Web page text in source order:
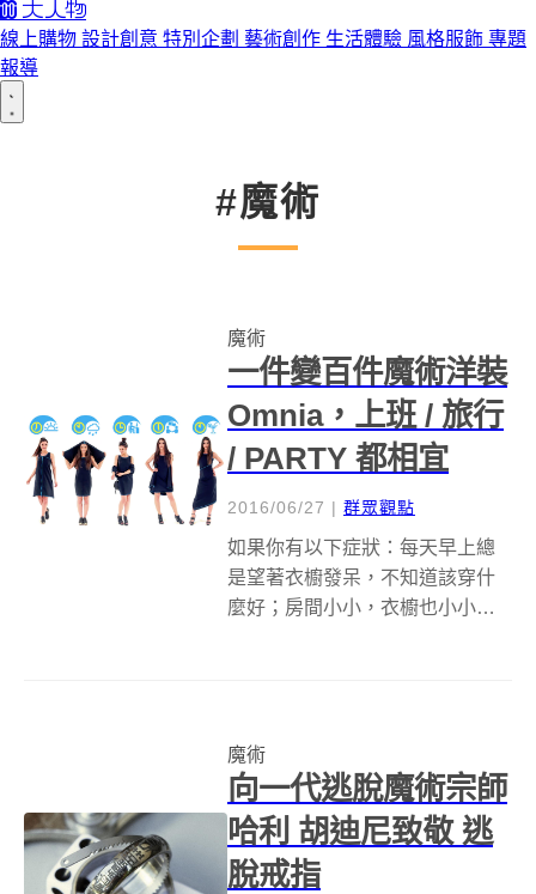
線上購物 設計創意 特別企劃 藝術創作 生活體驗 風格服飾 專題
報導
#魔術
魔術
一件變百件魔術洋裝
Omnia，上班 / 旅行
/ PARTY 都相宜
2016/06/27 | 群眾觀點
如果你有以下症狀：每天早上總
是望著衣櫥發呆，不知道該穿什
麼好；房間小小，衣櫥也小小，
李箱不夠大，不夠裝戰利品與伴
手禮。那麼，你一...
魔術
向一代逃脫魔術宗師
哈利 胡迪尼致敬 逃
脫戒指